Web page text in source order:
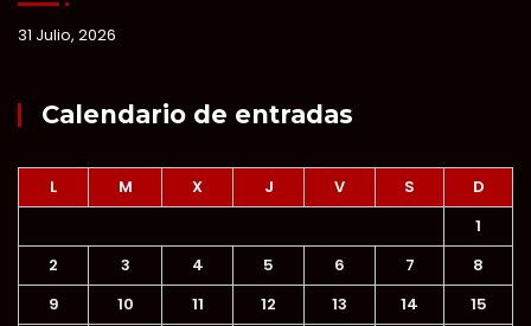
31 Julio, 2026
Calendario de entradas
L M X J V S
D
1
2
3 4 5 6 7
8
9
10 11 12 13 14
15